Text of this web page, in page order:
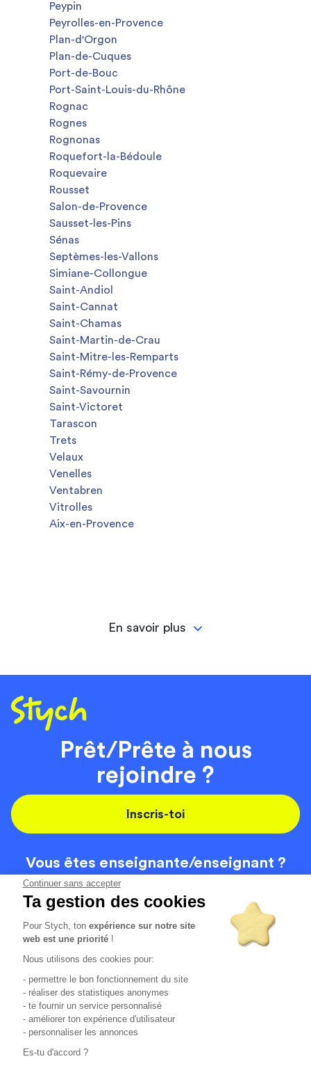
Continuer sans accepter
Ta gestion des cookies
Pour Stych, tonexpérience sur notre site
web est une priorité !
Nous utilisons des cookies pour:
- permettre le bon fonctionnement du site
- réaliser des statistiques anonymes
- te fournir un service personnalisé
- améliorer ton expérience d'utilisateur
- personnaliser les annonces
Es-tu d'accord ?
Peypin
Peyrolles-en-Provence
Plan-d'Orgon
Plan-de-Cuques
Port-de-Bouc
Port-Saint-Louis-du-Rhône
Rognac
Rognes
Rognonas
Roquefort-la-Bédoule
Roquevaire
Rousset
Salon-de-Provence
Sausset-les-Pins
Sénas
Septèmes-les-Vallons
Simiane-Collongue
Saint-Andiol
Saint-Cannat
Saint-Chamas
Saint-Martin-de-Crau
Saint-Mitre-les-Remparts
Saint-Rémy-de-Provence
Saint-Savournin
Saint-Victoret
Tarascon
Trets
Velaux
Venelles
Ventabren
Vitrolles
Aix-en-Provence
En savoir plus
Prêt/Prête à nous
rejoindre ?
Inscris-toi
Vous êtes enseignante/enseignant ?
On recrute
Code de la route
Localisation
Contact
Tous les avis clients4.6/5 (51148 avis publiés)